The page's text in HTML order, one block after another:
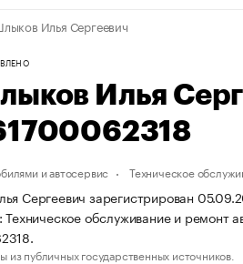
Илья Сергеевич
Илья
и автосервис Техническое
Сергеевич зарегистрирован
Техническое обслуживание и
из публичных государственных источников.